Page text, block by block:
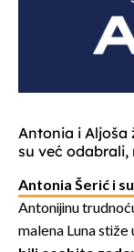
Antonia i Aljoša
su već odabrali,
Antonia Šerić i
Antonijinu
malena Luna